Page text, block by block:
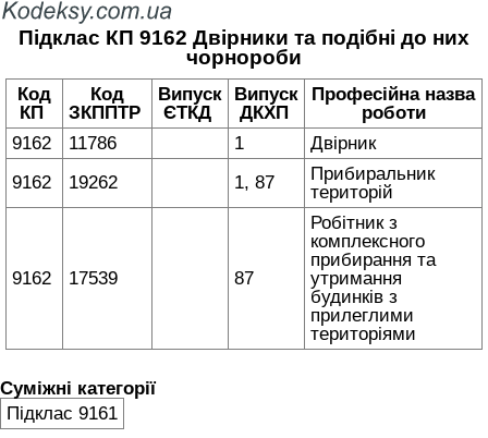
Підклас КП 9162 Двірники та подібні до них
чорнороби
Код
КП
Код
ЗКППТР
Випуск
ЄТКД
Випуск
ДКХП
Професійна назва
роботи
9162
11786 1
Двірник
9162
19262 1, 87
Прибиральник
територій
9162 17539 87
Робітник з
комплексного
прибирання та
утримання
будинків з
прилеглими
територіями
Суміжні категорії
Підклас 9161